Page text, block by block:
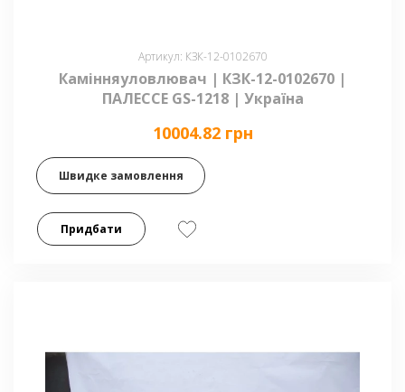
Артикул: КЗК-12-0102670
Камінняуловлювач | КЗК-12-0102670 |
ПАЛЕССЕ GS-1218 | Україна
10004.82 грн
Швидке замовлення
Придбати